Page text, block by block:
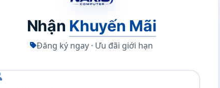
Nhận Khuyến Mãi
Đăng ký ngay · Ưu đãi giới hạn